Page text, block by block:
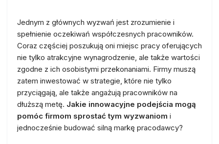
Jednym z głównych wyzwań jest zrozumienie i
spełnienie oczekiwań współczesnych pracowników.
Coraz częściej poszukują oni miejsc pracy oferujących
nie tylko atrakcyjne wynagrodzenie, ale także wartości
zgodne z ich osobistymi przekonaniami. Firmy muszą
zatem inwestować w strategie, które nie tylko
przyciągają, ale także angażują pracowników na
dłuższą metę. Jakie innowacyjne podejścia mogą
pomóc firmom sprostać tym wyzwaniom i
jednocześnie budować silną markę pracodawcy?